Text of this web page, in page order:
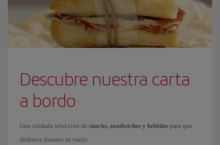
Descubre nuestra carta
a bordo
Una cuidada selección de snacks, sandwiches y bebidas para que
disfrutes durante tu vuelo.